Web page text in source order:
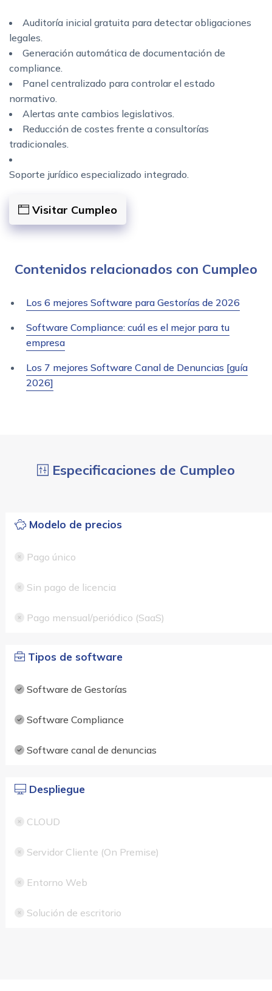
Auditoría inicial gratuita para detectar obligaciones
legales.
Generación automática de documentación de
compliance.
Panel centralizado para controlar el estado
normativo.
Alertas ante cambios legislativos.
Reducción de costes frente a consultorías
tradicionales.
Soporte jurídico especializado integrado.
Visitar Cumpleo
Contenidos relacionados con Cumpleo
Los 6 mejores Software para Gestorías de 2026
Software Compliance: cuál es el mejor para tu
empresa
Los 7 mejores Software Canal de Denuncias [guía
2026]
Especificaciones de Cumpleo
Modelo de precios
Pago único
Sin pago de licencia
Pago mensual/periódico (SaaS)
Tipos de software
Software de Gestorías
Software Compliance
Software canal de denuncias
Despliegue
CLOUD
Servidor Cliente (On Premise)
Entorno Web
Solución de escritorio